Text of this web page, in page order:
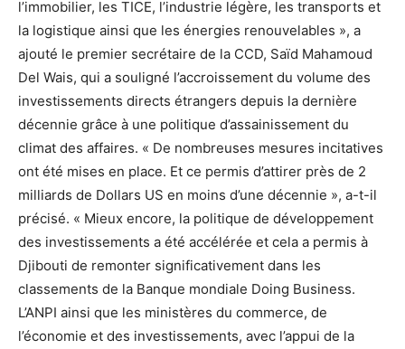
l’immobilier, les TICE, l’industrie légère, les transports et
la logistique ainsi que les énergies renouvelables », a
ajouté le premier secrétaire de la CCD, Saïd Mahamoud
Del Wais, qui a souligné l’accroissement du volume des
investissements directs étrangers depuis la dernière
décennie grâce à une politique d’assainissement du
climat des affaires. « De nombreuses mesures incitatives
ont été mises en place. Et ce permis d’attirer près de 2
milliards de Dollars US en moins d’une décennie », a-t-il
précisé. « Mieux encore, la politique de développement
des investissements a été accélérée et cela a permis à
Djibouti de remonter significativement dans les
classements de la Banque mondiale Doing Business.
L’ANPI ainsi que les ministères du commerce, de
l’économie et des investissements, avec l’appui de la